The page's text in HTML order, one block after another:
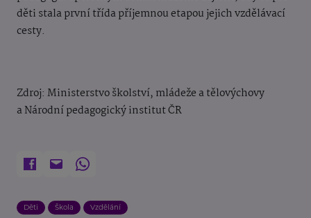
děti stala první třída příjemnou etapou jejich vzdělávací
cesty.
Zdroj: Ministerstvo školství, mládeže a tělovýchovy
aNárodní pedagogický institut ČR
Děti Škola Vzdělání